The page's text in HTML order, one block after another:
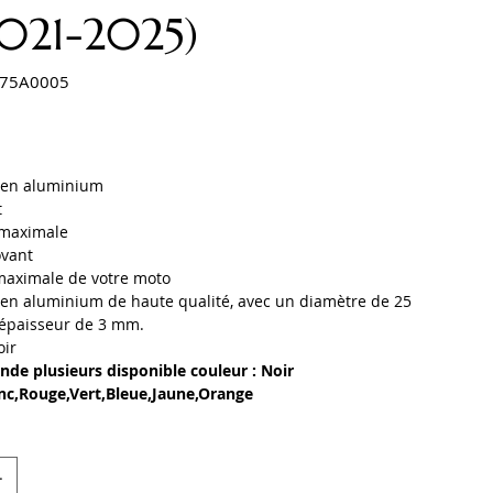
2025)
aluminium
de votre moto
aluminium de haute qualité, avec un diamètre de 25
de 3 mm.
plusieurs disponible couleur : Noir